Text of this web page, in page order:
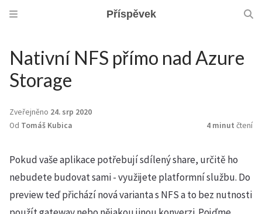
Příspěvek
Nativní NFS přímo nad Azure
Storage
Zveřejněno 24. srp 2020
Od Tomáš Kubica 4 minut čtení
Pokud vaše aplikace potřebují sdílený share, určitě ho
nebudete budovat sami - využijete platformní službu. Do
preview teď přichází nová varianta s NFS a to bez nutnosti